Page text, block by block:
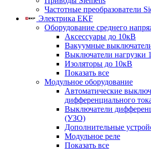
Частотные преобразователи
Электрика EKF
Оборудование среднего
Аксессуары до 10кВ
Вакуумные
Выключатели нагрузки
Изоляторы до 10кВ
Показать все
Модульное оборудование
Автоматические
дифференциального
Выключатели
(УЗО)
Дополнительные
Модульное реле
Показать все